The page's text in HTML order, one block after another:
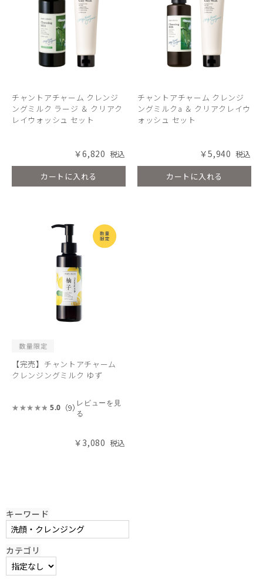
チャントアチャーム クレンジ
ングミルク ラージ ＆ クリアク
レイウォッシュ セット
￥6,820
カートに入れる
チャントアチャーム クレンジ
ングミルクa ＆ クリアクレイウ
ォッシュ セット
￥5,940
カートに入れる
【完売】チャントアチャーム
クレンジングミルク ゆず
5.0 （9） レビューを見
る
￥3,080
キーワード
カテゴリ